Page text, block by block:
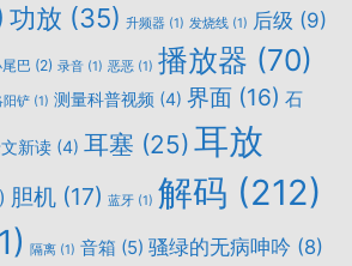
功放 (35) 升频器 (1) 发烧线 (1) 后级 (9)
巴 (2) 录音 (1) 恶恶 (1) 播放器 (70)
阳铲 (1) 测量科普视频 (4) 界面 (16) 石
新读 (4) 耳塞 (25) 耳放
胆机 (17) 蓝牙 (1) 解码 (212)
隔离 (1) 音箱 (5) 骚绿的无病呻吟 (8)